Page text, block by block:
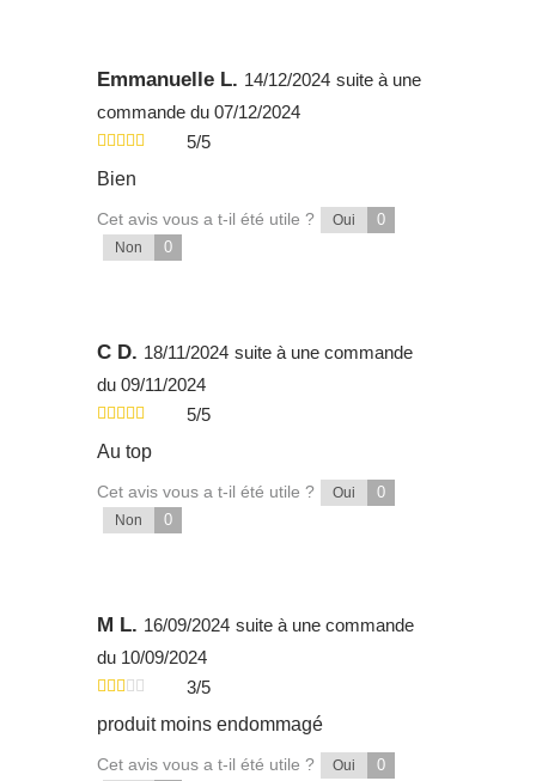
Emmanuelle L. 14/12/2024 suite à une
commande du 07/12/2024
5/5
Bien
Cet avis vous a t-il été utile ? Oui 0
Non 0
C D. 18/11/2024 suite à une commande
du 09/11/2024
5/5
Au top
Cet avis vous a t-il été utile ? Oui 0
Non 0
M L. 16/09/2024 suite à une commande
du 10/09/2024
3/5
produit moins endommagé
Cet avis vous a t-il été utile ? Oui 0